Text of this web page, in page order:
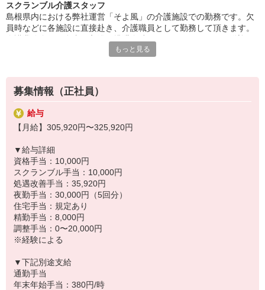
※処遇改善手当は試用期間中(3ヶ月)は支給なし
人ひとりの個性や価値観を大切にするため、身だしなみルールを
見直しました。清潔感と節度を大切にできれば、自分らしいスタ
イルで無理なく働ける環境です。
スクランブル介護スタッフ
島根県内における弊社運営「そよ風」の介護施設での勤務です。欠
員時などに各施設に直接赴き、介護職員として勤務して頂きます。
夜勤等）を担当。状況によっては近隣他県への勤務や宿泊勤務もあ
◆勤務地について
《下記いずれかでのご勤務となります》
・出雲ケアセンターそよ風：島根県出雲市今市町876?9
・雲南ケアセンターそよ風：島根県雲南市木次町里方1093－119
・松江西津田ショートステイそよ風：島根県松江市西津田2丁目8
◆充実した研修制度
現場経験の有無を問わず、全スタッフが成長できるよう多彩な研修
制度を用意。OJT研修から始まり、入社時研修、サービス別研修、
オーダーメイド研修など多岐に渡ります。経験者の方はもちろん、
未経験の方も着実に知識と技術が身につき、自信を持って活躍でき
る環境です。
もっと見る
募集情報（正社員）
給与
【月給】305,920円〜325,920円
▼給与詳細
資格手当：10,000円
スクランブル手当：10,000円
処遇改善手当：35,920円
夜勤手当：30,000円（5回分）
住宅手当：規定あり
精勤手当：8,000円
調整手当：0〜20,000円
※経験による
▼下記別途支給
通勤手当
年末年始手当：380円/時